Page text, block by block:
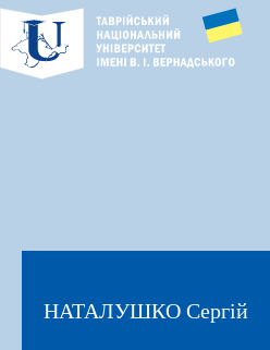
НАТАЛУШКО Сергій